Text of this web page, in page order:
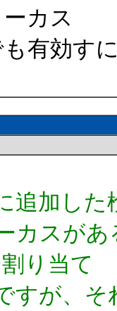
カス
有効す
追加し
カスが
り当て
すが、